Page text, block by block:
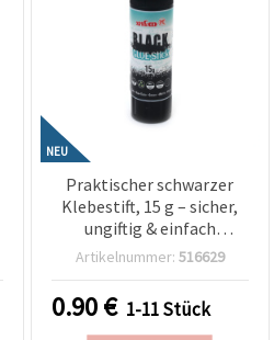
NEU
Praktischer schwarzer
Klebestift, 15 g – sicher,
ungiftig & einfach
anzuwenden für
Klebearbeiten
Artikelnummer: 516629
0.90€ 1-11 Stück